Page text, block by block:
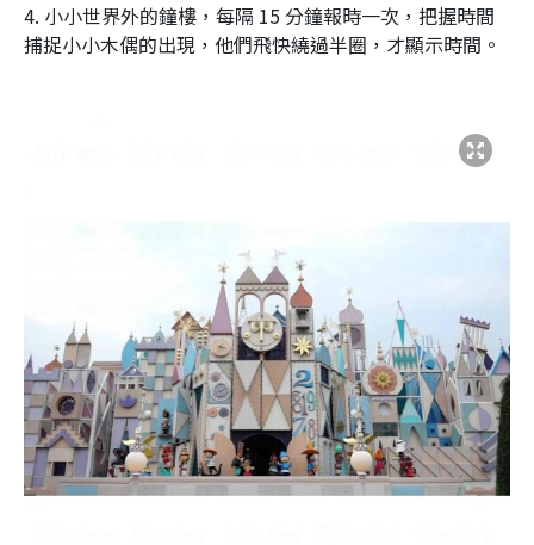
4. 小小世界外的鐘樓，每隔 15 分鐘報時一次，把握時間
捕捉小小木偶的出現，他們飛快繞過半圈，才顯示時間。